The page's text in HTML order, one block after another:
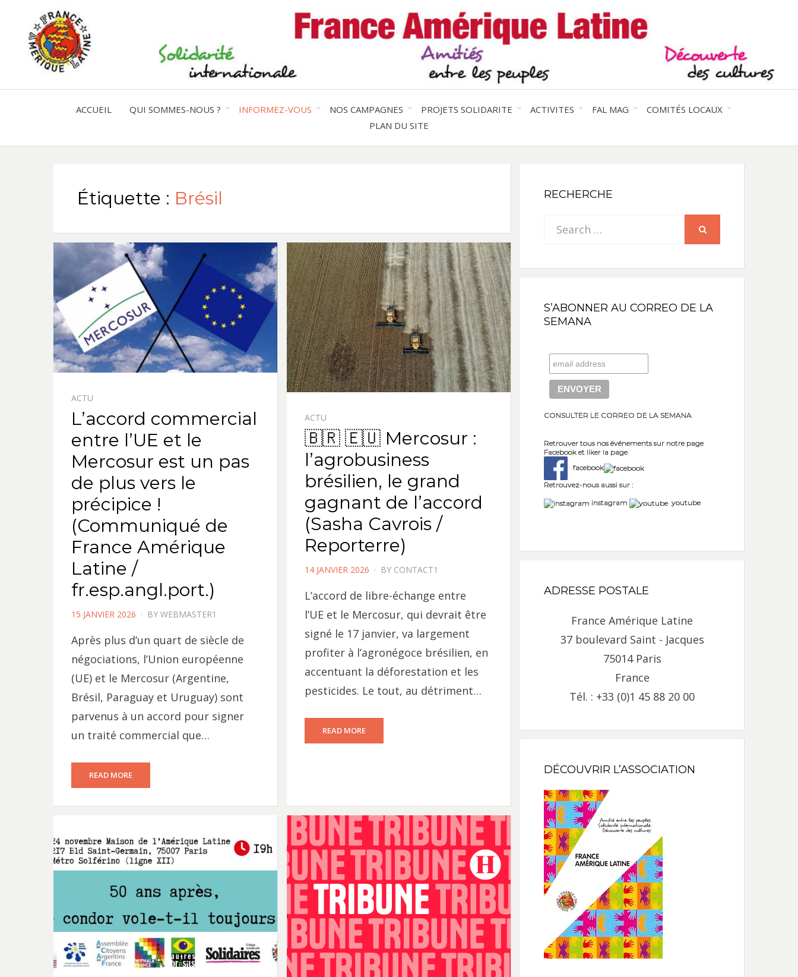
FRANCE
AMERIQUE
LATINE
Solidarité international et Amitiés entre les peuples
ACCUEIL QUI SOMMES-NOUS ? INFORMEZ-VOUS NOS CAMPAGNES PROJETS SOLIDARITE ACTIVITES FAL MAG
COMITÉS LOCAUX
PLAN DU SITE
Étiquette : Brésil
ACTU
L’accord commercial
entre l’UE et le
Mercosur est un pas
de plus vers le
précipice !
(Communiqué de
France Amérique
Latine /
fr.esp.angl.port.)
POSTED
15 JANVIER 2026 BY WEBMASTER1
Après plus d’un quart de siècle de
négociations, l’Union européenne
(UE) et le Mercosur (Argentine,
Brésil, Paraguay et Uruguay) sont
parvenus à un accord pour signer
un traité commercial que…
READ MORE
ACTU
🇧🇷 🇪🇺 Mercosur :
l’agrobusiness
brésilien, le grand
gagnant de l’accord
(Sasha Cavrois /
Reporterre)
POSTED
14 JANVIER 2026 BY CONTACT1
L’accord de libre-échange entre
l’UE et le Mercosur, qui devrait être
signé le 17 janvier, va largement
profiter à l’agronégoce brésilien, en
accentuant la déforestation et les
pesticides. Le tout, au détriment…
READ MORE
RECHERCHE
Search
S’ABONNER AU CORREO DE LA
SEMANA
CONSULTER LE CORREO DE LA SEMANA
Retrouver tous nos événements sur notre page
Facebook et liker la page
facebook
Retrouvez-nous aussi sur :
instagram
youtube
ADRESSE POSTALE
France Amérique Latine
37 boulevard Saint - Jacques
75014 Paris
France
Tél. : +33 (0)1 45 88 20 00
DÉCOUVRIR L’ASSOCIATION